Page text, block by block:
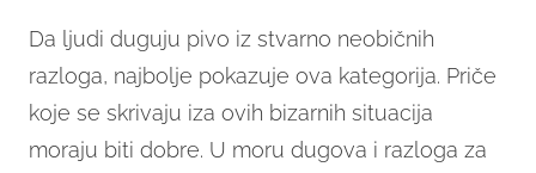
Da ljudi duguju pivo iz stvarno neobičnih
razloga, najbolje pokazuje ova kategorija. Priče
koje se skrivaju iza ovih bizarnih situacija
moraju biti dobre. U moru dugova i razloga za